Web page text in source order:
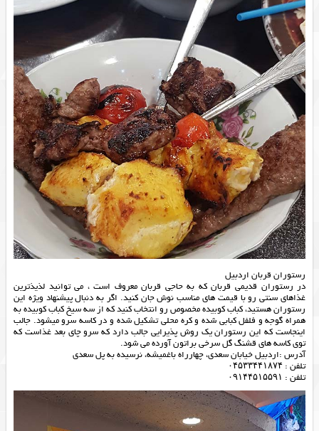
رستوران قربان اردبیل
در رستوران قدیمی قربان که به حاجی قربان معروف است ، می توانید لذیذترین
غذاهای سنتی رو با قیمت های مناسب نوش جان کنید. اگر به دنبال پیشنهاد ویژه این
رستوران هستید، کباب کوبیده مخصوص رو انتخاب کنید که از سه سیخ کباب کوبیده به
همراه گوجه و فلفل کبابی شده و کره محلی تشکیل شده و در کاسه سرو میشود. جالب
اینجاست که این رستوران یک روش پذیرایی جالب دارد که سرو چای بعد غذاست که
توی کاسه های قشنگ گل سرخی براتون آورده می شود.
آدرس :اردبیل خیابان سعدی، چهارراه باغمیشه، نرسیده به پل سعدی
تلفن : ۰۴۵۳۳۴۴۱۸۷۴
تلفن : ۰۹۱۴۴۵۱۵۵۹۱